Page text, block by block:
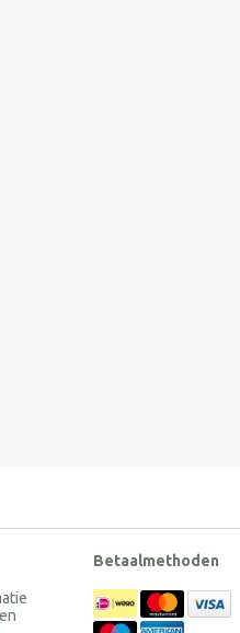
Betaalmethoden